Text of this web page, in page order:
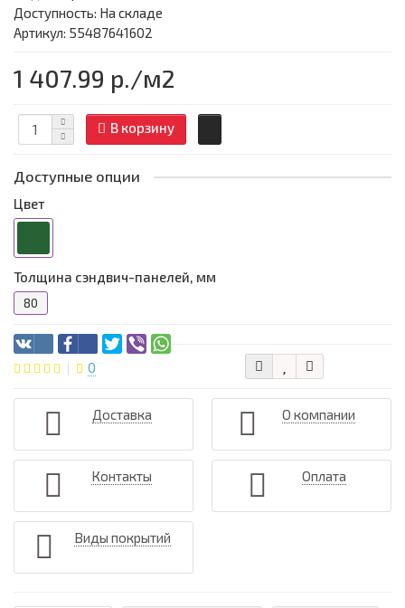
Доступность: На складе
Артикул: 55487641602
1 407.99 р./м2
В корзину
Доступные опции
Цвет
Толщина сэндвич-панелей, мм
80
0
Доставка О компании
Контакты Оплата
Виды покрытий